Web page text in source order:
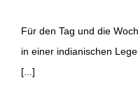
Für den Tag und die
in einer indianischen
[...]